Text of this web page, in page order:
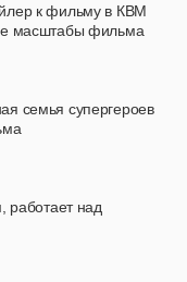
к фильму в КВМ
масштабы фильма
семья супергероев
работает над